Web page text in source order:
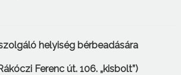
helyiségbérbeadására
Ferenc út. 106. „kisbolt”)